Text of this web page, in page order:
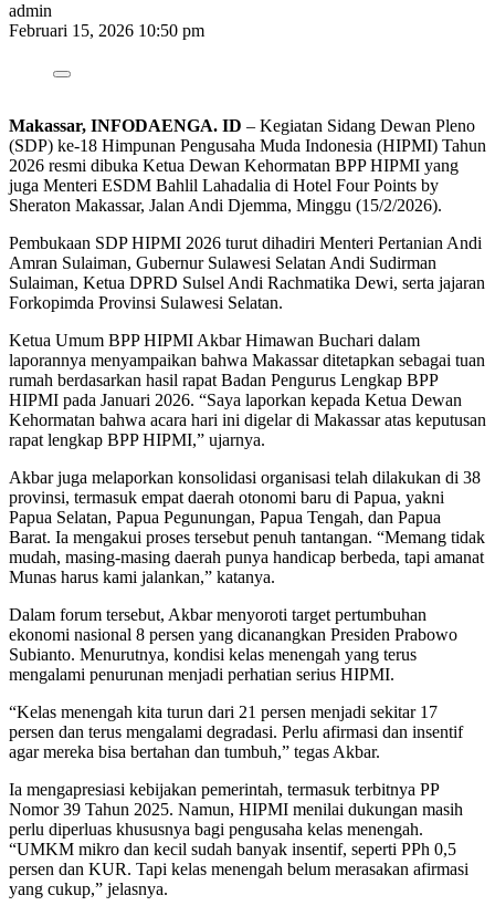
admin
Februari 15, 2026 10:50 pm
Makassar, INFODAENGA. ID – Kegiatan Sidang Dewan Pleno
(SDP) ke-18 Himpunan Pengusaha Muda Indonesia (HIPMI) Tahun
2026 resmi dibuka Ketua Dewan Kehormatan BPP HIPMI yang
juga Menteri ESDM Bahlil Lahadalia di Hotel Four Points by
Sheraton Makassar, Jalan Andi Djemma, Minggu (15/2/2026).
Pembukaan SDP HIPMI 2026 turut dihadiri Menteri Pertanian Andi
Amran Sulaiman, Gubernur Sulawesi Selatan Andi Sudirman
Sulaiman, Ketua DPRD Sulsel Andi Rachmatika Dewi, serta jajaran
Forkopimda Provinsi Sulawesi Selatan.
Ketua Umum BPP HIPMI Akbar Himawan Buchari dalam
laporannya menyampaikan bahwa Makassar ditetapkan sebagai tuan
rumah berdasarkan hasil rapat Badan Pengurus Lengkap BPP
HIPMI pada Januari 2026. “Saya laporkan kepada Ketua Dewan
Kehormatan bahwa acara hari ini digelar di Makassar atas keputusan
rapat lengkap BPP HIPMI,” ujarnya.
Akbar juga melaporkan konsolidasi organisasi telah dilakukan di 38
provinsi, termasuk empat daerah otonomi baru di Papua, yakni
Papua Selatan, Papua Pegunungan, Papua Tengah, dan Papua
Barat. Ia mengakui proses tersebut penuh tantangan. “Memang tidak
mudah, masing-masing daerah punya handicap berbeda, tapi amanat
Munas harus kami jalankan,” katanya.
Dalam forum tersebut, Akbar menyoroti target pertumbuhan
ekonomi nasional 8 persen yang dicanangkan Presiden Prabowo
Subianto. Menurutnya, kondisi kelas menengah yang terus
mengalami penurunan menjadi perhatian serius HIPMI.
“Kelas menengah kita turun dari 21 persen menjadi sekitar 17
persen dan terus mengalami degradasi. Perlu afirmasi dan insentif
agar mereka bisa bertahan dan tumbuh,” tegas Akbar.
Ia mengapresiasi kebijakan pemerintah, termasuk terbitnya PP
Nomor 39 Tahun 2025. Namun, HIPMI menilai dukungan masih
perlu diperluas khususnya bagi pengusaha kelas menengah.
“UMKM mikro dan kecil sudah banyak insentif, seperti PPh 0,5
persen dan KUR. Tapi kelas menengah belum merasakan afirmasi
yang cukup,” jelasnya.